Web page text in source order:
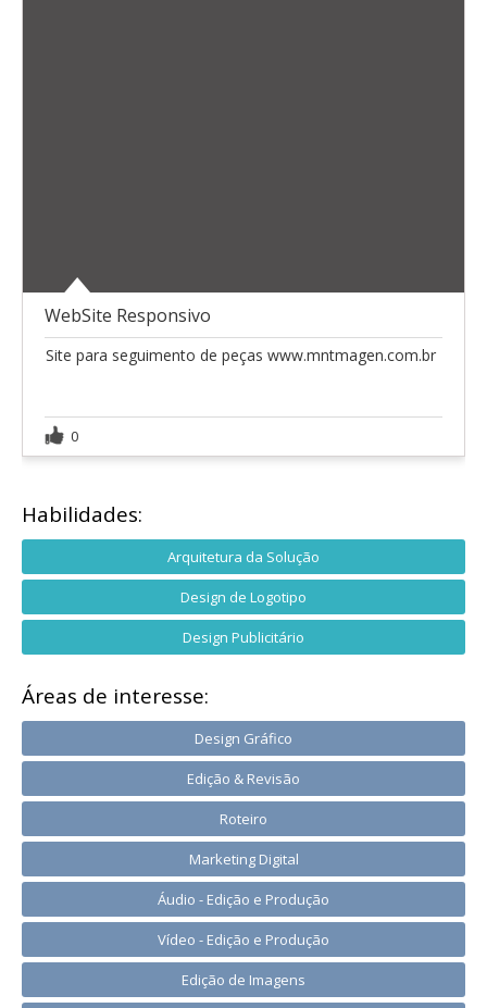
WebSite Responsivo
Site para seguimento de peças www.mntmagen.com.br
0
Habilidades:
Arquitetura da Solução
Design de Logotipo
Design Publicitário
Áreas de interesse:
Design Gráfico
Edição & Revisão
Roteiro
Marketing Digital
Áudio - Edição e Produção
Vídeo - Edição e Produção
Edição de Imagens